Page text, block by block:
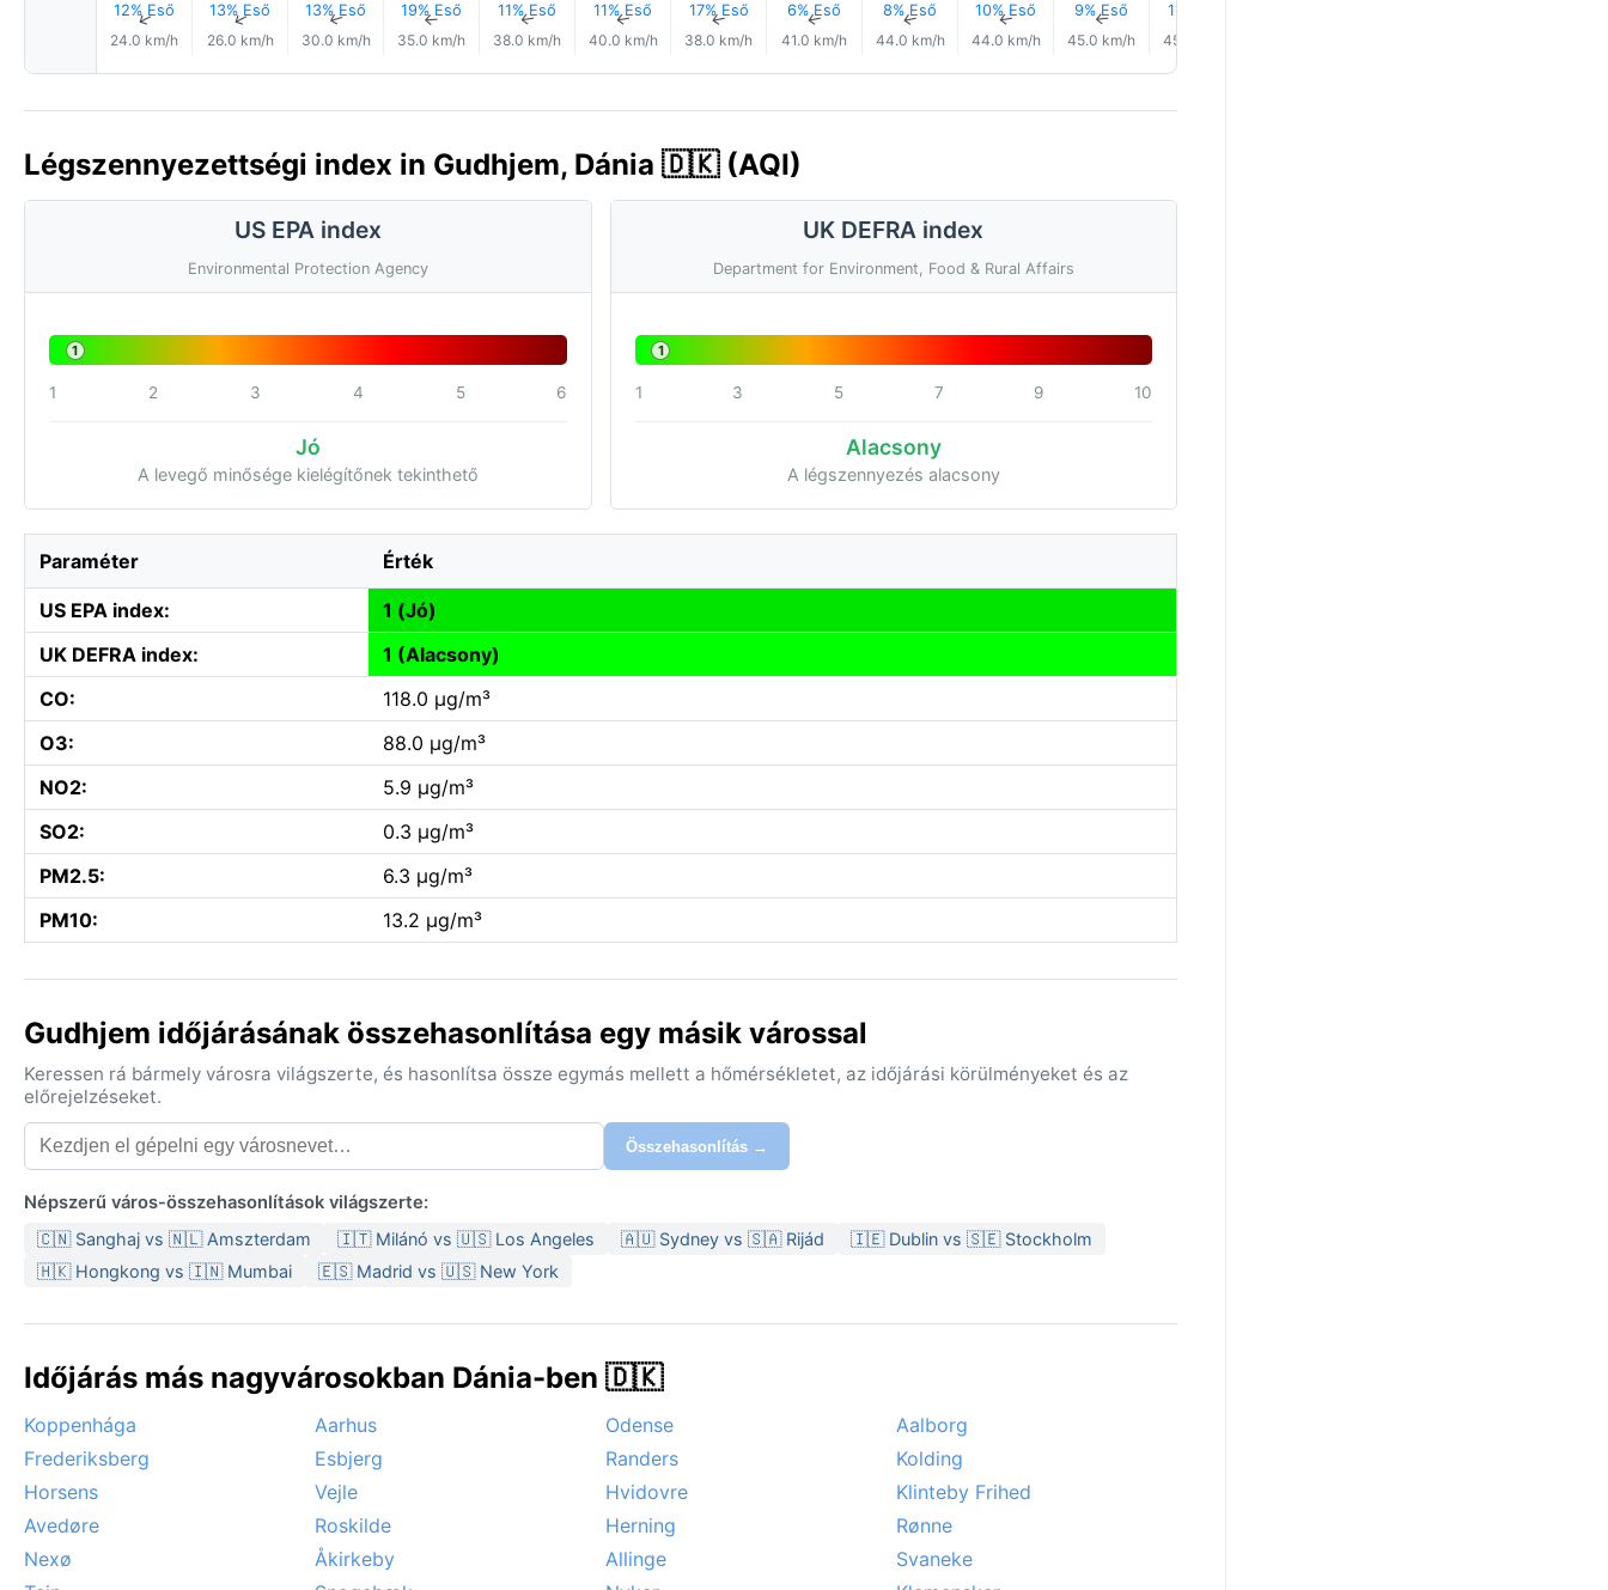
12% Eső
↑
24.0 km/h
13% Eső
↑
26.0 km/h
13% Eső
↑
30.0 km/h
19% Eső
↑
35.0 km/h
11% Eső
↑
38.0 km/h
11% Eső
↑
40.0 km/h
17% Eső
↑
38.0 km/h
6% Eső
↑
41.0 km/h
8% Eső
↑
44.0 km/h
10% Eső
↑
44.0 km/h
9% Eső
↑
45.0 km/h
11% Eső
45.0 km/h
Légszennyezettségi index in Gudhjem, Dánia 🇩🇰 (AQI)
US EPA index
Environmental Protection Agency
1
1 2 3 4 5 6
Jó
A levegő minősége kielégítőnek tekinthető
UK DEFRA index
Department for Environment, Food & Rural Affairs
1
1 3 5 7 9 10
Alacsony
A légszennyezés alacsony
Paraméter Érték
US EPA index:
1 (Jó)
UK DEFRA index:
1 (Alacsony)
CO:
118.0 µg/m³
O3:
88.0 µg/m³
NO2:
5.9 µg/m³
SO2:
0.3 µg/m³
PM2.5:
6.3 µg/m³
PM10:
13.2 µg/m³
Gudhjem időjárásának összehasonlítása egy másik várossal
Keressen rá bármely városra világszerte, és hasonlítsa össze egymás mellett a hőmérsékletet, az időjárási körülményeket és az
előrejelzéseket.
Összehasonlítás →
Népszerű város-összehasonlítások világszerte:
🇨🇳 Sanghaj vs 🇳🇱 Amszterdam 🇮🇹 Milánó vs 🇺🇸 Los Angeles 🇦🇺 Sydney vs 🇸🇦 Rijád
🇮🇪 Dublin vs 🇸🇪 Stockholm
🇭🇰 Hongkong vs 🇮🇳 Mumbai
🇪🇸 Madrid vs 🇺🇸 New York
Időjárás más nagyvárosokban Dánia-ben 🇩🇰
Koppenhága Aarhus Odense
Aalborg
Frederiksberg
Esbjerg Randers
Kolding
Horsens
Vejle Hvidovre
Klinteby Frihed
Avedøre
Roskilde Herning
Rønne
Nexø
Åkirkeby Allinge
Svaneke